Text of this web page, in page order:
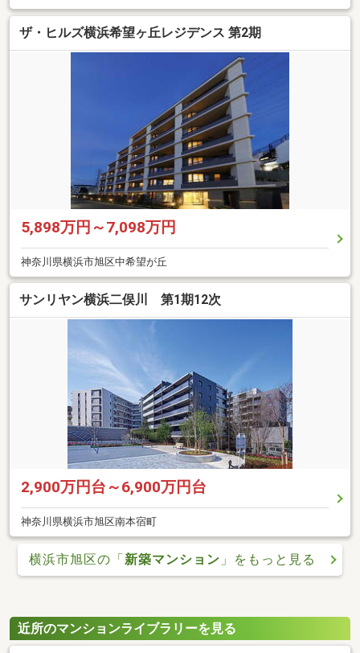
ザ・ヒルズ横浜希望ヶ丘レジデンス 第2期
5,898万円～7,098万円
神奈川県横浜市旭区中希望が丘
サンリヤン横浜二俣川 第1期12次
2,900万円台～6,900万円台
神奈川県横浜市旭区南本宿町
横浜市旭区の「新築マンション 」をもっと見る
近所のマンションライブラリーを見る